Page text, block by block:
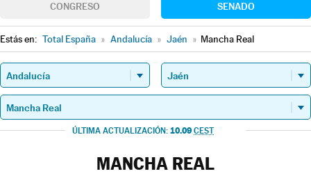
CONGRESO SENADO
Estás en: Total España » Andalucía » Jaén » Mancha Real
ÚLTIMA ACTUALIZACIÓN: 10.09 CEST
MANCHA REAL